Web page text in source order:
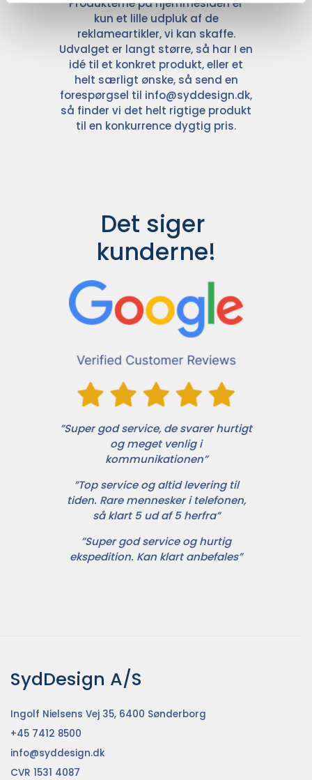
Produkterne på hjemmesiden er
kun et lille udpluk af de
reklameartikler, vi kan skaffe.
Udvalget er langt større, så har I en
idé til et konkret produkt, eller et
helt særligt ønske, så send en
forespørgsel til info@syddesign.dk,
så finder vi det helt rigtige produkt
til en konkurrence dygtig pris.
Det siger
kunderne!
”Super god service, de svarer hurtigt
og meget venlig i
kommunikationen”
”Top service og altid levering til
tiden. Rare mennesker i telefonen,
så klart 5 ud af 5 herfra”
”Super god service og hurtig
ekspedition. Kan klart anbefales”
SydDesign A/S
Ingolf Nielsens Vej 35, 6400 Sønderborg
+45 7412 8500
info@syddesign.dk
CVR 1531 4087